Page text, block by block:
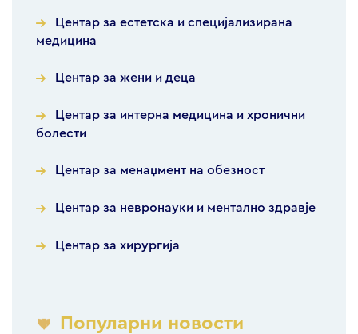
Центар за естетска и специјализирана
медицина
Центар за жени и деца
Центар за интерна медицина и хронични
болести
Центар за менаџмент на обезност
Центар за невронауки и ментално здравје
Центар за хирургија
Популарни новости